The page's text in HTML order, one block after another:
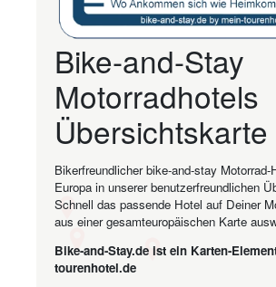
Bike-and-Stay
Motorradhotels
Übersichtskarte
Bikerfreundlicher bike-and-stay Motorrad-
Europa in unserer benutzerfreundlichen
Schnell das passende Hotel auf Deiner
aus einer gesamteuropäischen Karte
Bike-and-Stay.de ist ein Karten-
tourenhotel.de